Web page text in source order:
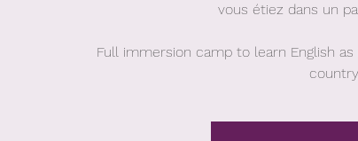
vous étiez dans un
Full immersion camp to learn English